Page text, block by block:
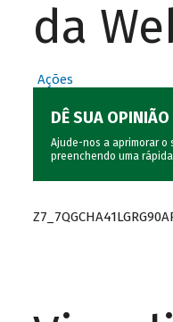
da
Ações
DÊ SUA OPINIÃO
Ajude-nos a aprimorar o
preenchendo uma rápida